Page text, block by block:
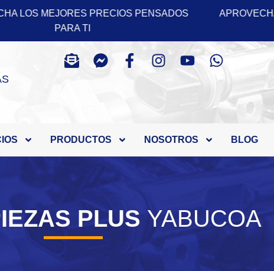
APROVECHA LOS MEJORES PRECIOS PENSADOS
PRODUCTOS NOSOTROS BLOG
PLUSYABUCOA